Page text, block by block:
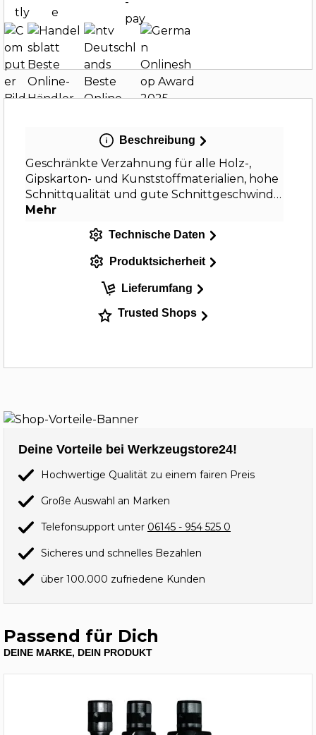
Beschreibung
Geschränkte Verzahnung für alle Holz-,
Gipskarton- und Kunststoffmaterialien, hohe
Schnittqualität und gute Schnittgeschwind…
Mehr
Technische Daten
Produktsicherheit
Lieferumfang
Trusted Shops
Deine Vorteile bei Werkzeugstore24!
Hochwertige Qualität zu einem fairen Preis
Große Auswahl an Marken
Telefonsupport unter 06145 - 954 525 0
Sicheres und schnelles Bezahlen
über 100.000 zufriedene Kunden
Passend für Dich
DEINE MARKE, DEIN PRODUKT